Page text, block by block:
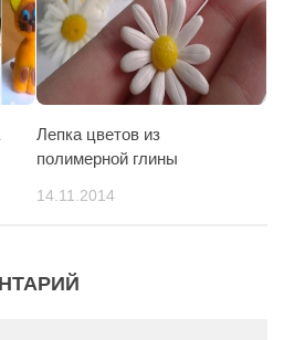
Лепка цветов из
полимерной глины
14.11.2014